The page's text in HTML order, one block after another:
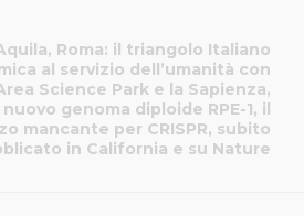
Roma: il triangolo Italiano
al servizio dell’umanità con
Science Park e la Sapienza,
genoma diploide RPE-1, il
mancante per CRISPR, subito
in California e su Nature